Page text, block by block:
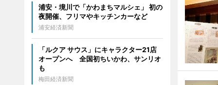
浦安・境川で「かわまちマルシェ」 初の
夜開催、フリマやキッチンカーなど
浦安経済新聞
「ルクア サウス」にキャラクター21店
オープンへ 全国初ちいかわ、サンリオ
も
梅田経済新聞